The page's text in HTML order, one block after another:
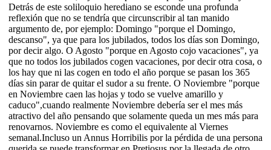
Detrás de este soliloquio herediano se esconde una profunda
reflexión que no se tendría que circunscribir al tan manido
argumento de, por ejemplo: Domingo "porque el Domingo,
descanso", ya que para los jubilados, todos los días son Domingo,
por decir algo. O Agosto "porque en Agosto cojo vacaciones", ya
que no todos los jubilados cogen vacaciones, por decir otra cosa, o
los hay que ni las cogen en todo el año porque se pasan los 365
días sin parar de quitar el sudor a su frente. O Noviembre "porque
en Noviembre caen las hojas y todo se vuelve amarillo y
caduco",cuando realmente Noviembre debería ser el mes más
atractivo del año pensando que solamente queda un mes más para
renovarnos. Noviembre es como el equivalente al Viernes
semanal.Incluso un Annus Horribilis por la pérdida de una persona